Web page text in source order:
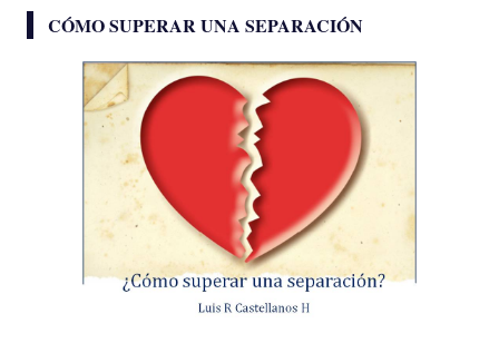
CÓMO SUPERAR UNA SEPARACIÓN